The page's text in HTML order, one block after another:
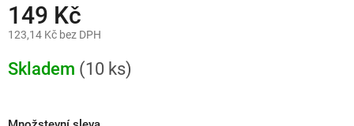
149 Kč
123,14 Kč bez DPH
cena:
Skladem (10 ks)